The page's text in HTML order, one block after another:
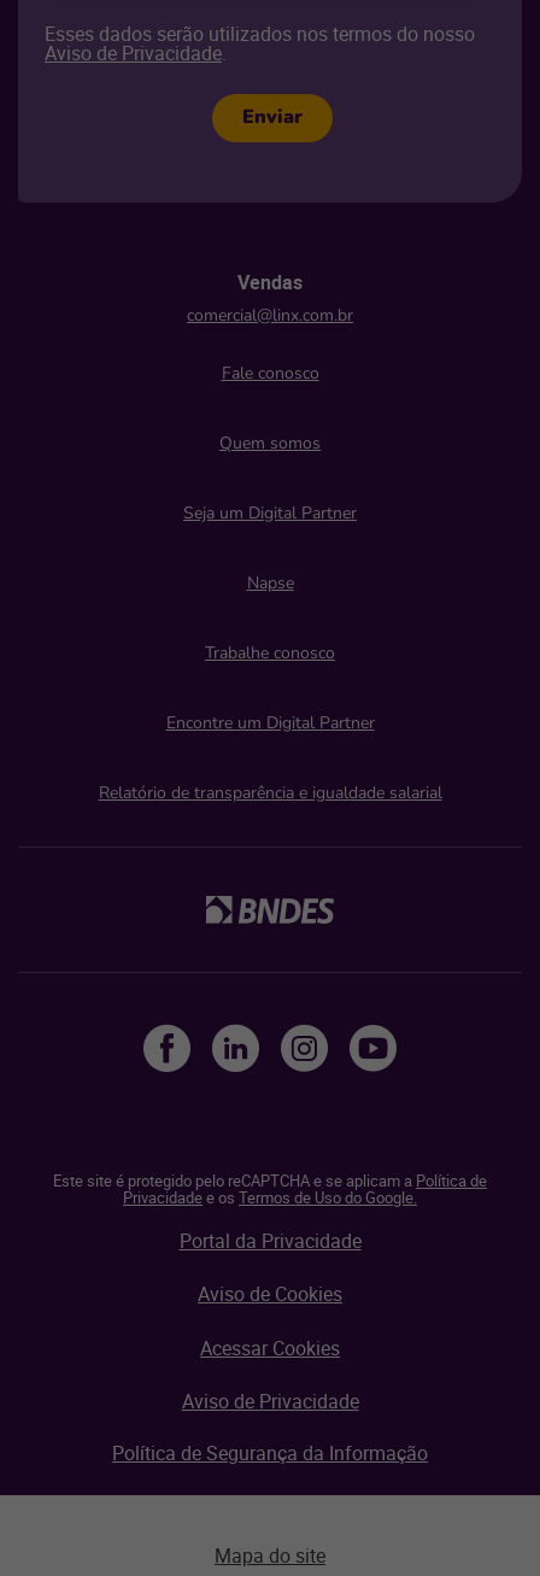
Esses dados serão utilizados nos termos do nosso
Aviso de Privacidade.
Enviar
Vendas
comercial@linx.com.br
Fale conosco
Quem somos
Seja um Digital Partner
Napse
Trabalhe conosco
Encontre um Digital Partner
Relatório de transparência e igualdade salarial
Este site é protegido pelo reCAPTCHA e se aplicam a Política de
Privacidadee os Termos de Uso do Google.
Portal da Privacidade
Aviso de Cookies
Acessar Cookies
Aviso de Privacidade
Política de Segurança da Informação
Mapa do site